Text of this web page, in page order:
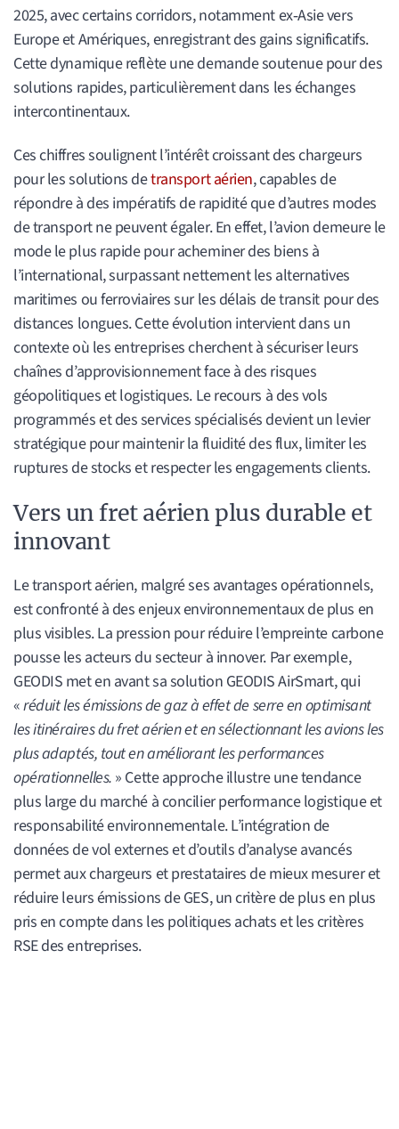
2025, avec certains corridors, notamment ex‑Asie vers
Europe et Amériques, enregistrant des gains significatifs.
Cette dynamique reflète une demande soutenue pour des
solutions rapides, particulièrement dans les échanges
intercontinentaux.
Ces chiffres soulignent l’intérêt croissant des chargeurs
pour les solutions detransport aérien, capables de
répondre à des impératifs de rapidité que d’autres modes
de transport ne peuvent égaler. En effet, l’avion demeure le
mode le plus rapide pour acheminer des biens à
l’international, surpassant nettement les alternatives
maritimes ou ferroviaires sur les délais de transit pour des
distances longues. Cette évolution intervient dans un
contexte où les entreprises cherchent à sécuriser leurs
chaînes d’approvisionnement face à des risques
géopolitiques et logistiques. Le recours à des vols
programmés et des services spécialisés devient un levier
stratégique pour maintenir la fluidité des flux, limiter les
ruptures de stocks et respecter les engagements clients.
Vers un fret aérien plus durable et
innovant
Le transport aérien, malgré ses avantages opérationnels,
est confronté à des enjeux environnementaux de plus en
plus visibles. La pression pour réduire l’empreinte carbone
pousse les acteurs du secteur à innover. Par exemple,
GEODIS met en avant sa solution GEODIS AirSmart, qui
«réduit les émissions de gaz à effet de serre en optimisant
les itinéraires du fret aérien et en sélectionnant les avions les
plus adaptés, tout en améliorant les performances
opérationnelles. » Cette approche illustre une tendance
plus large du marché à concilier performance logistique et
responsabilité environnementale. L’intégration de
données de vol externes et d’outils d’analyse avancés
permet aux chargeurs et prestataires de mieux mesurer et
réduire leurs émissions de GES, un critère de plus en plus
pris en compte dans les politiques achats et les critères
RSE des entreprises.